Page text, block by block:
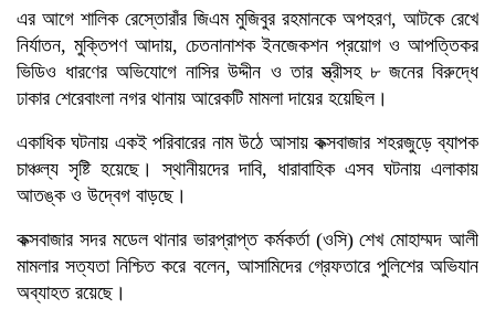
এর আগে শালিক রেস্তোরাঁর জিএম মুজিবুর রহমানকে অপহরণ, আটকে রেখে
নির্যাতন, মুক্তিপণ আদায়, চেতনানাশক ইনজেকশন প্রয়োগ ও আপত্তিকর
ভিডিও ধারণের অভিযোগে নাসির উদ্দীন ও তার স্ত্রীসহ ৮ জনের বিরুদ্ধে
ঢাকার শেরেবাংলা নগর থানায় আরেকটি মামলা দায়ের হয়েছিল।
একাধিক ঘটনায় একই পরিবারের নাম উঠে আসায় কক্সবাজার শহরজুড়ে ব্যাপক
চাঞ্চল্য সৃষ্টি হয়েছে। স্থানীয়দের দাবি, ধারাবাহিক এসব ঘটনায় এলাকায়
আতঙ্ক ও উদ্বেগ বাড়ছে।
কক্সবাজার সদর মডেল থানার ভারপ্রাপ্ত কর্মকর্তা (ওসি) শেখ মোহাম্মদ আলী
মামলার সত্যতা নিশ্চিত করে বলেন, আসামিদের গ্রেফতারে পুলিশের অভিযান
অব্যাহত রয়েছে।